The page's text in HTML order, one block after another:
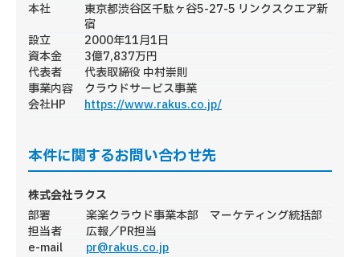
本社
東京都渋谷区千駄ヶ谷5-27-5 リンクスクエア新
宿
設立
2000年11月1日
資本金
3億7,837万円
代表者
代表取締役 中村崇則
事業内容
クラウドサービス事業
会社HP
https://www.rakus.co.jp/
本件に関するお問い合わせ先
株式会社ラクス
部署
楽楽クラウド事業本部 マーケティング統括部
担当者
広報／PR担当
e-mail
pr@rakus.co.jp